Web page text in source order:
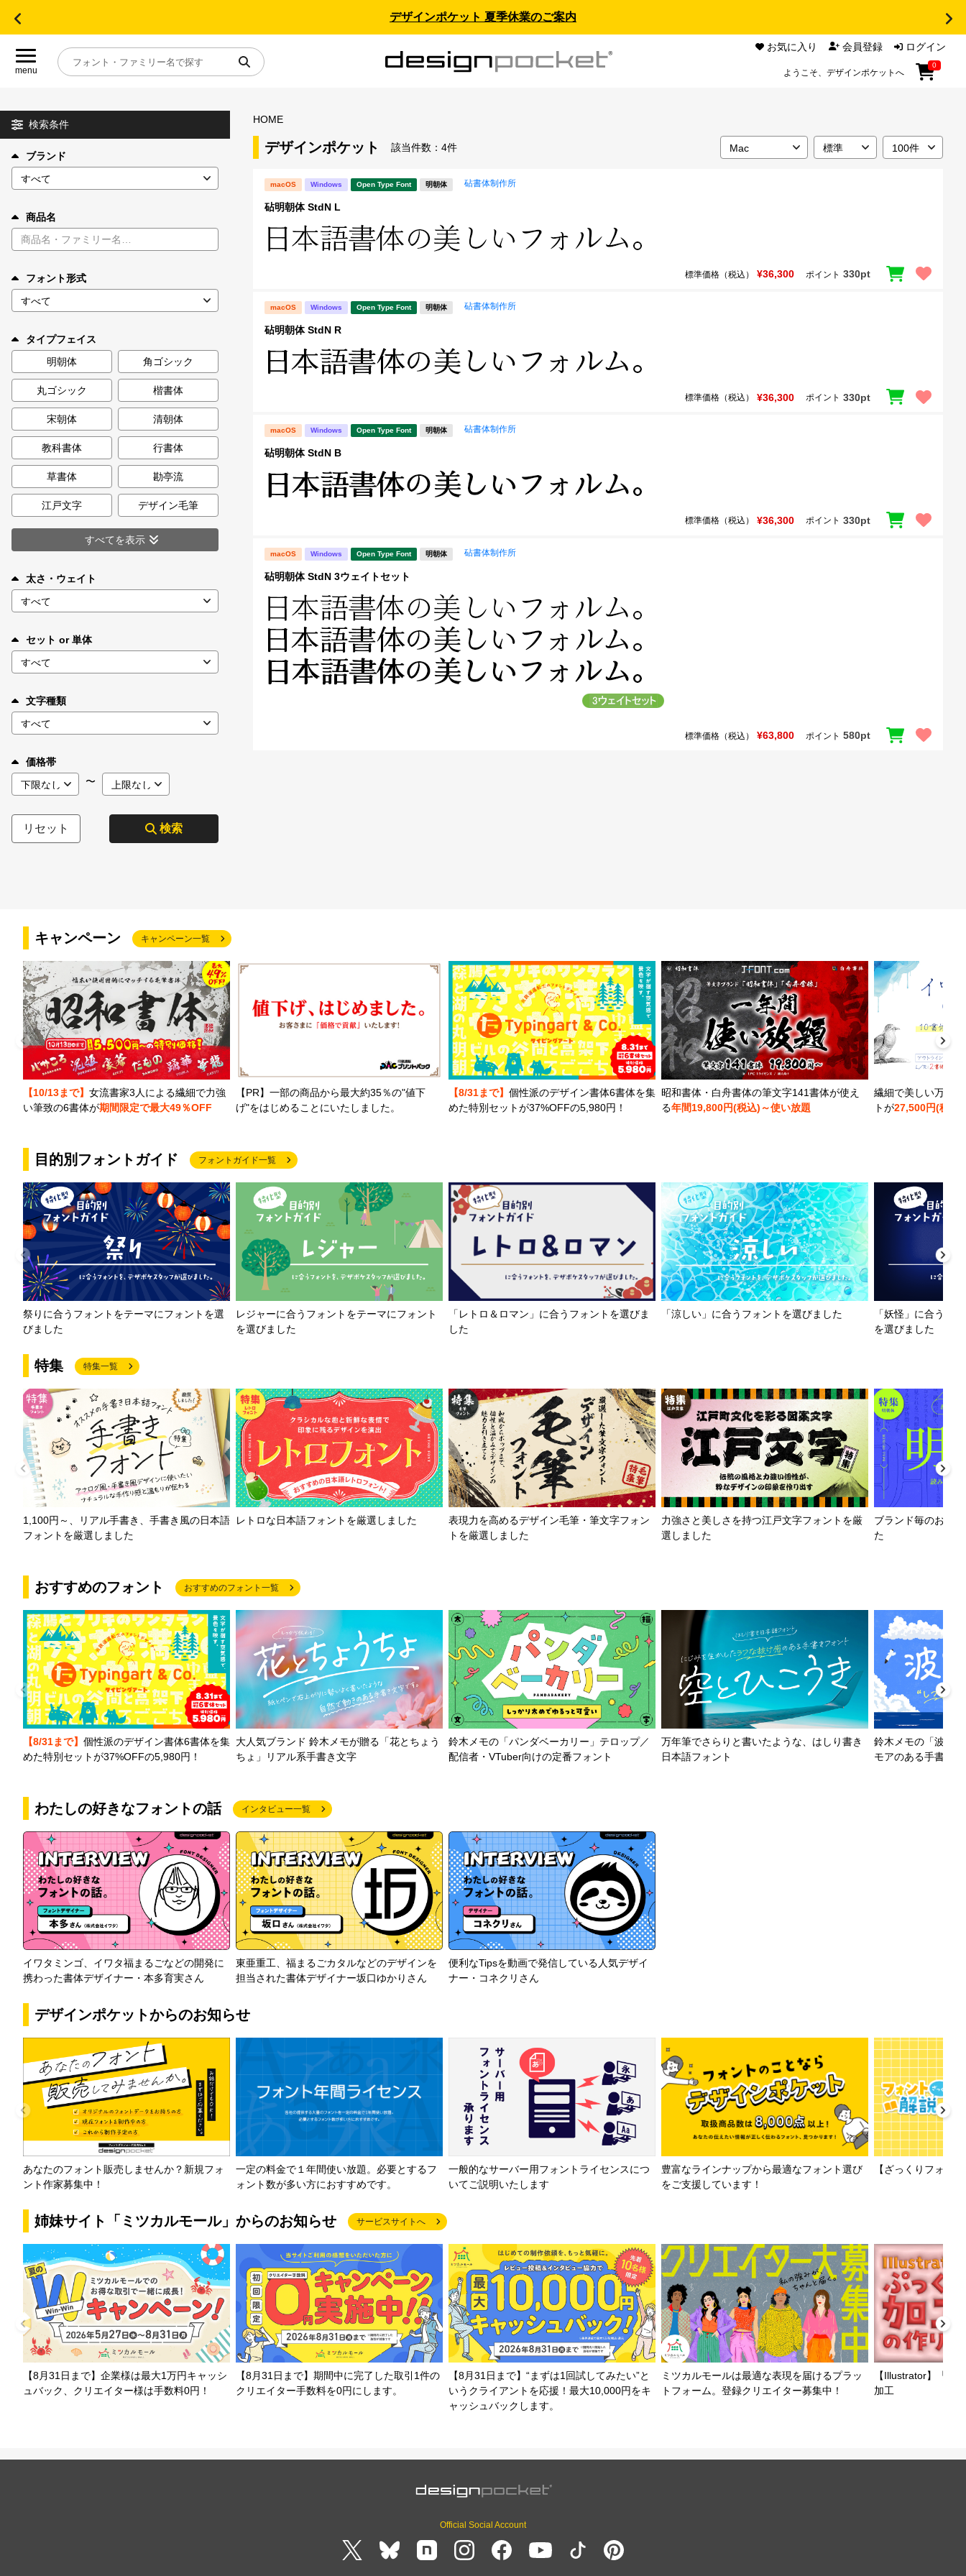
デザインポケット 夏季休業のご案内
menu
お気に入り 会員登録 ログイン
ようこそ、デザインポケットへ
0
目的別フォントガイド
特集
年間ライセンス商品
キャンペーン一覧
カート 0
マイページ
お気に入り
ご利用ガイド
お問い合わせ
検索条件
ブランド
商品名
フォント形式
タイプフェイス
明朝体
角ゴシック
丸ゴシック 楷書体
宋朝体 清朝体
教科書体 行書体
草書体 勘亭流
江戸文字 デザイン毛筆
すべてを表示
太さ・ウェイト
セット or 単体
文字種類
価格帯
〜
リセット 検索
HOME
デザインポケット 該当件数： 4件
macOS Windows Open Type Font 明朝体 砧書体制作所
砧明朝体 StdN L
標準価格（税込） ¥36,300 ポイント 330pt
macOS Windows Open Type Font 明朝体 砧書体制作所
砧明朝体 StdN R
標準価格（税込） ¥36,300 ポイント 330pt
macOS Windows Open Type Font 明朝体 砧書体制作所
砧明朝体 StdN B
標準価格（税込） ¥36,300 ポイント 330pt
macOS Windows Open Type Font 明朝体 砧書体制作所
砧明朝体 StdN 3ウェイトセット
標準価格（税込） ¥63,800 ポイント 580pt
キャンペーン キャンペーン一覧
【10/13まで】 女流書家3人による繊細で力強
い筆致の6書体が期間限定で最大49％OFF
【PR】一部の商品から最大約35％の"値下
げ"をはじめることにいたしました。
【8/31まで】 個性派のデザイン書体6書体を集
めた特別セットが37%OFFの5,980円！
昭和書体・白舟書体の筆文字141書体が使え
る年間19,800円(税込)～使い放題
繊細で美しい万年
トが27,500円(税込)
目的別フォントガイド フォントガイド一覧
祭りに合うフォントをテーマにフォントを選
びました
レジャーに合うフォントをテーマにフォント
を選びました
「レトロ＆ロマン」に合うフォントを選びま
した
「涼しい」に合うフォントを選びました
「妖怪」に合うフ
を選びました
特集 特集一覧
1,100円～、リアル手書き、手書き風の日本語
フォントを厳選しました
レトロな日本語フォントを厳選しました
表現力を高めるデザイン毛筆・筆文字フォン
トを厳選しました
力強さと美しさを持つ江戸文字フォントを厳
選しました
ブランド毎のおす
た
おすすめのフォント おすすめのフォント一覧
【8/31まで】 個性派のデザイン書体6書体を集
めた特別セットが37%OFFの5,980円！
大人気ブランド 鈴木メモが贈る「花とちょう
ちょ」リアル系手書き文字
鈴木メモの「パンダベーカリー」テロップ／
配信者・VTuber向けの定番フォント
万年筆でさらりと書いたような、はしり書き
日本語フォント
鈴木メモの「波と
モアのある手書き
わたしの好きなフォントの話 インタビュー一覧
イワタミンゴ、イワタ福まるごなどの開発に
携わった書体デザイナー・本多育実さん
東亜重工、福まるごカタルなどのデザインを
担当された書体デザイナー坂口ゆかりさん
便利なTipsを動画で発信している人気デザイ
ナー・コネクリさん
デザインポケットからのお知らせ
あなたのフォント販売しませんか？新規フォ
ント作家募集中！
一定の料金で１年間使い放題。必要とするフ
ォント数が多い方におすすめです。
一般的なサーバー用フォントライセンスにつ
いてご説明いたします
豊富なラインナップから最適なフォント選び
をご支援しています！
【ざっくりフォン
姉妹サイト「ミツカルモール」からのお知らせ サービスサイトへ
【8月31日まで】企業様は最大1万円キャッシ
ュバック、クリエイター様は手数料0円！
【8月31日まで】期間中に完了した取引1件の
クリエイター手数料を0円にします。
【8月31日まで】“まずは1回試してみたい”と
いうクライアントを応援！最大10,000円をキ
ャッシュバックします。
ミツカルモールは最適な表現を届けるプラッ
トフォーム。登録クリエイター募集中！
【Illustrator】「3D
加工
Official Social Account